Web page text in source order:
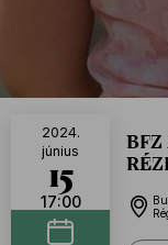
BFZ
2024.
június
15
17:00